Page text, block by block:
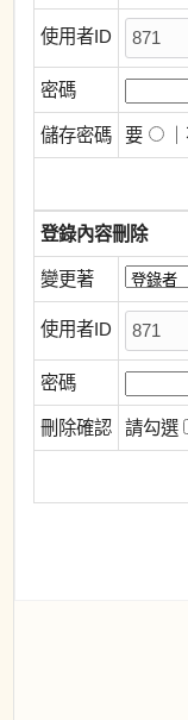
使用者ID
密碼
儲存密碼 要
登錄內容刪除
變更著
使用者ID
密碼
刪除確認 請勾選